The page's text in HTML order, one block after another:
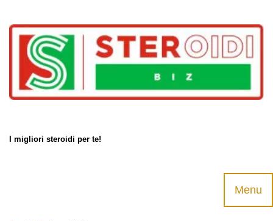
I migliori steroidi per te!
Menu